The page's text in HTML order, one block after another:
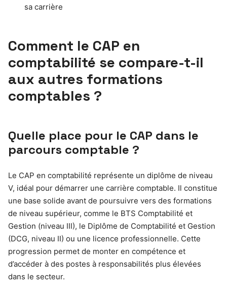
sa carrière
Comment le CAP en
comptabilité se compare-t-il
aux autres formations
comptables ?
Quelle place pour le CAP dans le
parcours comptable ?
Le CAP en comptabilité représente un diplôme de niveau
V, idéal pour démarrer une carrière comptable. Il constitue
une base solide avant de poursuivre vers des formations
de niveau supérieur, comme le BTS Comptabilité et
Gestion (niveau III), le Diplôme de Comptabilité et Gestion
(DCG, niveau II) ou une licence professionnelle. Cette
progression permet de monter en compétence et
d’accéder à des postes à responsabilités plus élevées
dans le secteur.